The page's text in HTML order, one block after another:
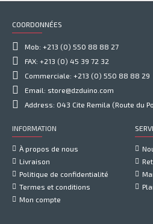
COORDONNÉES
Mob: +213 (0) 550 88 88 27
FAX: +213 (0) 45 39 72 32
Commerciale: +213 (0) 550 88 88 29
Email: store@dzduino.com
Address: 043 Cite Remila (Route du
INFORMATION
À propos de nous
Livraison
Politique de confidentialité
Termes et conditions
Mon compte